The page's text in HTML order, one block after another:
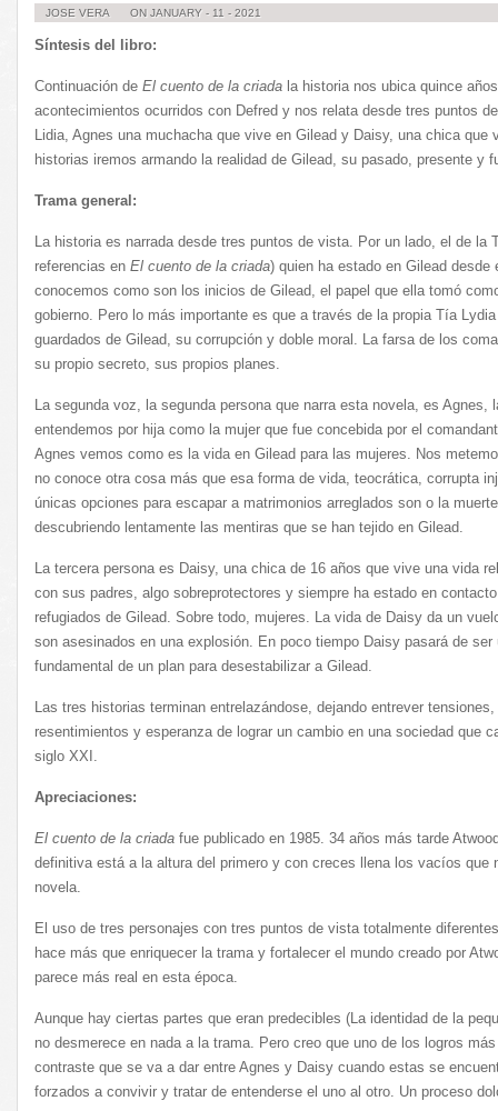
JOSE VERA ON JANUARY - 11 - 2021
Síntesis del libro:
Continuación de El cuento de la criada la historia nos ubica quince
acontecimientos ocurridos con Defred y nos relata desde tres puntos
Lidia, Agnes una muchacha que vive en Gilead y Daisy, una chica que
historias iremos armando la realidad de Gilead, su pasado, presente y
Trama general:
La historia es narrada desde tres puntos de vista. Por un lado, el de la
referencias en El cuento de la criada) quien ha estado en Gilead desde
conocemos como son los inicios de Gilead, el papel que ella tomó
gobierno. Pero lo más importante es que a través de la propia Tía
guardados de Gilead, su corrupción y doble moral. La farsa de los
su propio secreto, sus propios planes.
La segunda voz, la segunda persona que narra esta novela, es Agnes,
entendemos por hija como la mujer que fue concebida por el
Agnes vemos como es la vida en Gilead para las mujeres. Nos
no conoce otra cosa más que esa forma de vida, teocrática, corrupta
únicas opciones para escapar a matrimonios arreglados son o la
descubriendo lentamente las mentiras que se han tejido en Gilead.
La tercera persona es Daisy, una chica de 16 años que vive una vida
con sus padres, algo sobreprotectores y siempre ha estado en
refugiados de Gilead. Sobre todo, mujeres. La vida de Daisy da un
son asesinados en una explosión. En poco tiempo Daisy pasará de ser
fundamental de un plan para desestabilizar a Gilead.
Las tres historias terminan entrelazándose, dejando entrever
resentimientos y esperanza de lograr un cambio en una sociedad que
siglo XXI.
Apreciaciones:
El cuento de la criada fue publicado en 1985. 34 años más tarde
definitiva está a la altura del primero y con creces llena los vacíos que
novela.
El uso de tres personajes con tres puntos de vista totalmente
hace más que enriquecer la trama y fortalecer el mundo creado por
parece más real en esta época.
Aunque hay ciertas partes que eran predecibles (La identidad de la
no desmerece en nada a la trama. Pero creo que uno de los logros
contraste que se va a dar entre Agnes y Daisy cuando estas se
forzados a convivir y tratar de entenderse el uno al otro. Un proceso